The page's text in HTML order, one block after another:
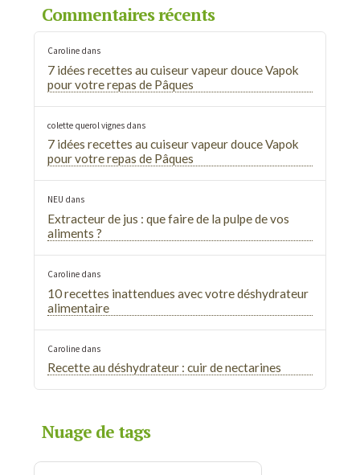
Commentaires récents
Carolinedans
7 idées recettes au cuiseur vapeur douce Vapok
pour votre repas de Pâques
colette querol vignesdans
7 idées recettes au cuiseur vapeur douce Vapok
pour votre repas de Pâques
NEU dans
Extracteur de jus : que faire de la pulpe de vos
aliments ?
Carolinedans
10 recettes inattendues avec votre déshydrateur
alimentaire
Carolinedans
Recette au déshydrateur : cuir de nectarines
Nuage de tags